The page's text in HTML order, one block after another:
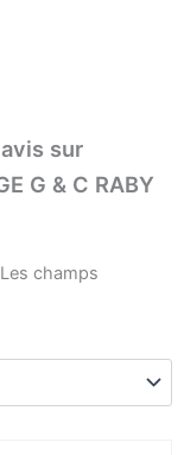
sur
G & C RABY
Les champs